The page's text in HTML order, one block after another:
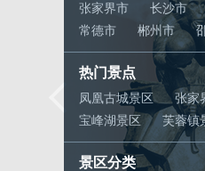
张家界市 长沙市
常德市
郴州市
凤凰古城
衡阳市
热门景点
凤凰古城景区
张家
宝峰湖景区
芙蓉镇
黄龙洞景区
永州云
景区分类